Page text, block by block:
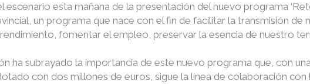
escenario esta mañana de la presentación del nuevo programa
un programa que nace con el fin de facilitar la transmisión
fomentar el empleo, preservar la esencia de nuestro
ha subrayado la importancia de este nuevo programa que, con
con dos millones de euros, sigue la línea de colaboración